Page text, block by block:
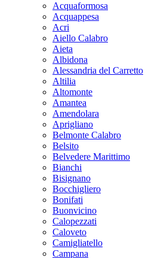
Acquaformosa
Acquappesa
Acri
Aiello Calabro
Aieta
Albidona
Alessandria del Carretto
Altilia
Altomonte
Amantea
Amendolara
Aprigliano
Belmonte Calabro
Belsito
Belvedere Marittimo
Bianchi
Bisignano
Bocchigliero
Bonifati
Buonvicino
Calopezzati
Caloveto
Camigliatello
Campana